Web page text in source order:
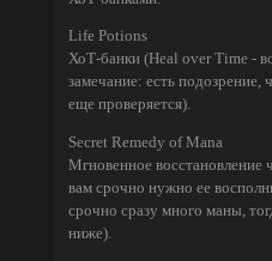
Life Potions
ХоТ-банки (Heal over Time -
замечание: есть подозрение,
еще проверяется).
Secret Remedy of Mana
Мгновенное восстановление
вам срочно нужно ее
срочно сразу много маны,
ниже).